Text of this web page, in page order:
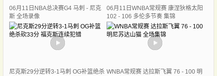
06月11日NBA总决赛G4 马刺 - 尼克
斯 全场录像
06月11日WNBA常规赛 康涅狄格太阳
102 - 106 多伦多节奏 集锦
尼克斯29分逆转3-1马刺 OG补篮绝杀 WNBA常规赛 达拉斯飞翼 76 - 100 明